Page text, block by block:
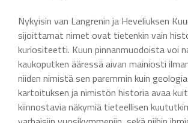
Nykyisin van Langrenin ja Heveliuksen
sijoittamat nimet ovat tietenkin vain
kuriositeetti. Kuun pinnanmuodoista voi
kaukoputken ääressä aivan mainiosti
niiden nimistä sen paremmin kuin
kartoituksen ja nimistön historia avaa
kiinnostavia näkymiä tieteellisen